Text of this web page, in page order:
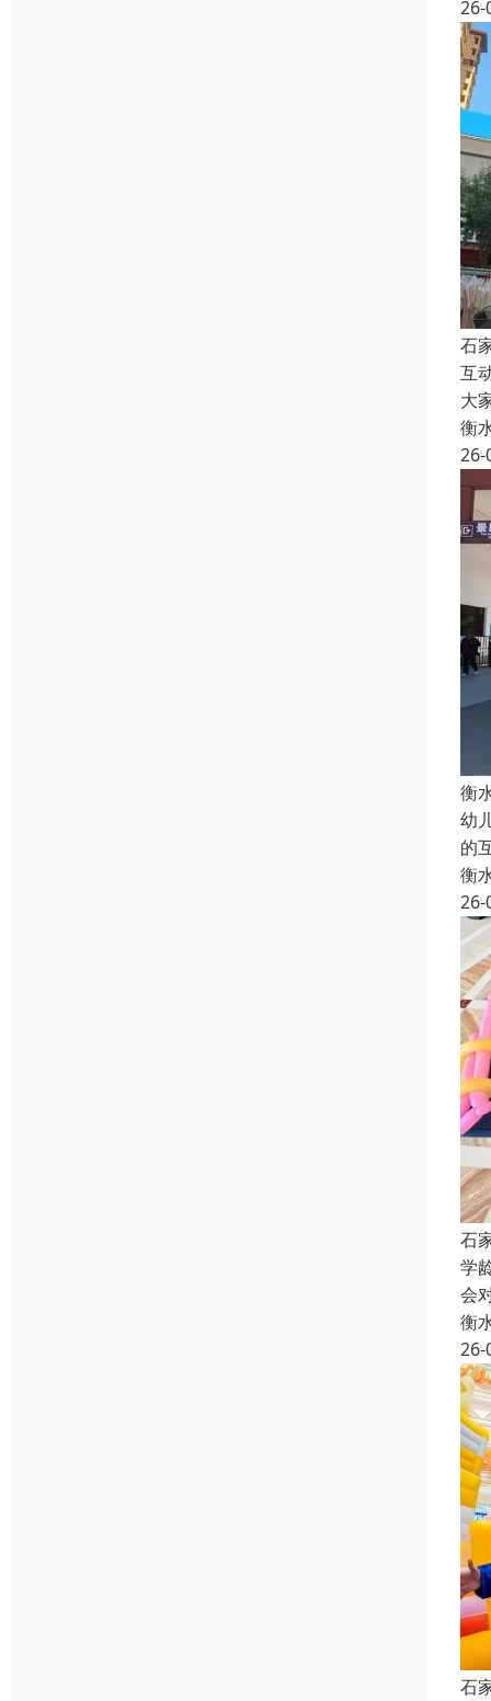
26-
石
互
大
衡
26-
衡
幼
的
衡
26-
石
学
会
衡
26-
石